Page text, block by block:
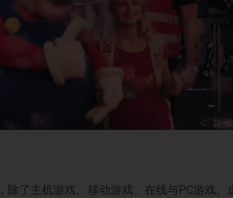
除了主机游戏、移动游戏、在线与PC游戏、